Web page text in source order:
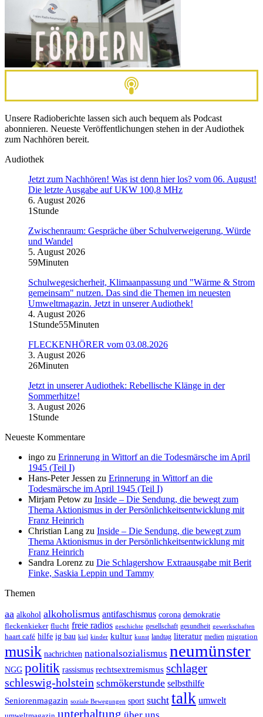
Unsere Radioberichte lassen sich auch bequem als Podcast
abonnieren. Neueste Veröffentlichungen stehen in der Audiothek
zum Nachhören bereit.
Audiothek
Jetzt zum Nachhören! Was ist denn hier los? vom 06. August!
Die letzte Ausgabe auf UKW 100,8 MHz
6. August 2026
1Stunde
Zwischenraum: Gespräche über Schulverweigerung, Würde
und Wandel
5. August 2026
59Minuten
Schulwegesicherheit, Klimaanpassung und "Wärme & Strom
gemeinsam" nutzen. Das sind die Themen im neuesten
Umweltmagazin. Jetzt in unserer Audiothek!
4. August 2026
1Stunde55Minuten
FLECKENHÖRER vom 03.08.2026
3. August 2026
26Minuten
Jetzt in unserer Audiothek: Rebellische Klänge in der
Sommerhitze!
3. August 2026
1Stunde
Neueste Kommentare
ingo zu Erinnerung in Wittorf an die Todesmärsche im April
1945 (Teil I)
Hans-Peter Jessen zu Erinnerung in Wittorf an die
Todesmärsche im April 1945 (Teil I)
Mirjam Petow zu Inside – Die Sendung, die bewegt zum
Thema Aktionismus in der Persönlichkeitsentwicklung mit
Franz Heinrich
Christian Lang zu Inside – Die Sendung, die bewegt zum
Thema Aktionismus in der Persönlichkeitsentwicklung mit
Franz Heinrich
Sandra Lorenz zu Die Schlagershow Extraausgabe mit Berit
Finke, Saskia Leppin und Tammy
Themen
aa alkohol alkoholismus antifaschismus corona demokratie
fleckenkieker flucht freie radios geschichte gesellschaft gesundheit gewerkschaften
haart café hilfe ig bau kiel kinder kultur kunst landtag literatur medien migration
musik nachrichten nationalsozialismus neumünster
NGG politik rassismus rechtsextremismus schlager
schleswig-holstein schmökerstunde selbsthilfe
Seniorenmagazin soziale Bewegungen sport sucht talk umwelt
unterhaltung